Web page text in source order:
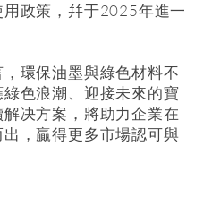
政策，幷于2025年進一
環保油墨與綠色材料不
色浪潮、迎接未來的寶
决方案，將助力企業在
，贏得更多市場認可與